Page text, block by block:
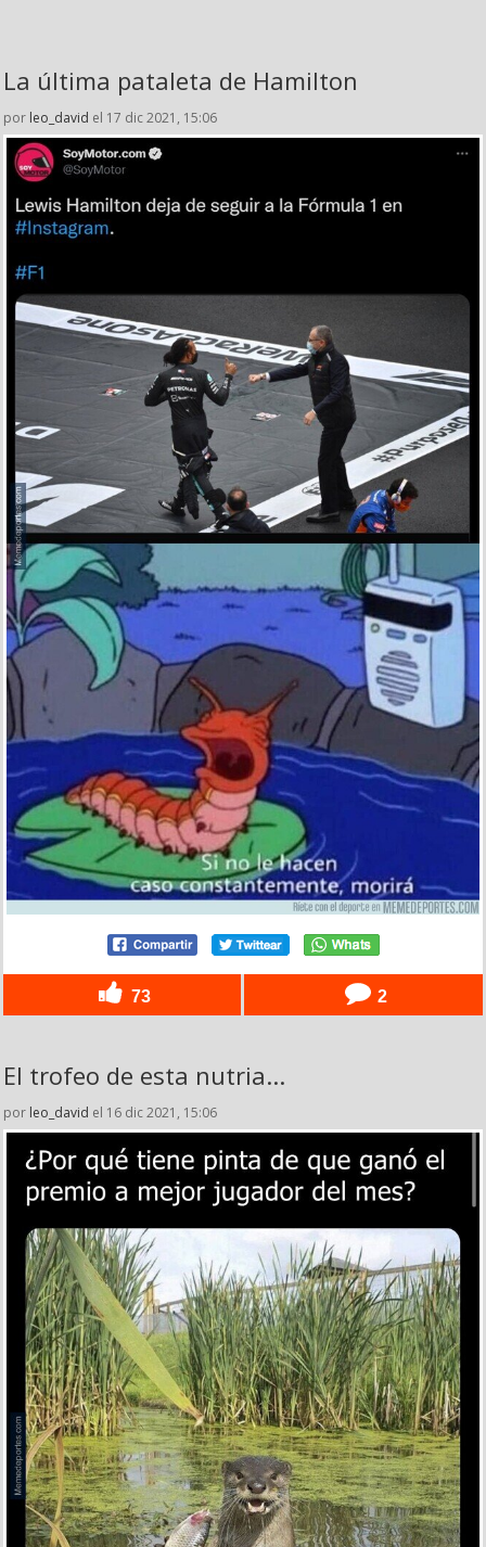
La última pataleta de Hamilton
por leo_david el 17 dic 2021, 15:06
73 2
El trofeo de esta nutria...
por leo_david el 16 dic 2021, 15:06